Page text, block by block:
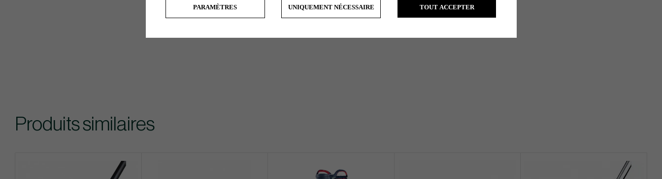
Produits similaires
PARAMÈTRES UNIQUEMENT NÉCESSAIRE TOUT ACCEPTER